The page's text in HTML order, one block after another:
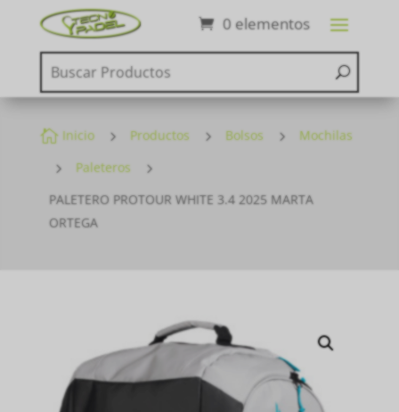
0 elementos
 Inicio 5 Productos 5 Bolsos 5 Mochilas
5 Paleteros 5
PALETERO PROTOUR WHITE 3.4 2025 MARTA
ORTEGA